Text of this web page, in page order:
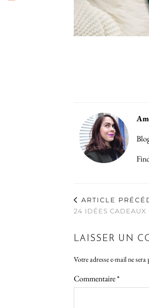
ARTICLE
24 IDÉES CADEAUX
LAISSER UN
Votre adresse e-mail ne sera
Commentaire*